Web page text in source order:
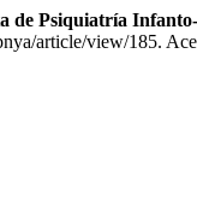
de Psiquiatría
article/view/185.